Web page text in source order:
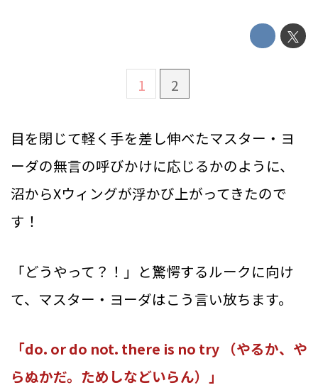
1 2
目を閉じて軽く手を差し伸べたマスター・ヨ
ーダの無言の呼びかけに応じるかのように、
沼からXウィングが浮かび上がってきたので
す！
「どうやって？！」と驚愕するルークに向け
て、マスター・ヨーダはこう言い放ちます。
「do. or do not. there is no try （やるか、や
らぬかだ。ためしなどいらん）」